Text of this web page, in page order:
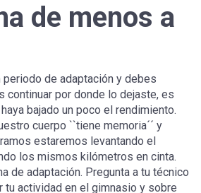
de menos a
periodo de adaptación y debes
continuar por donde lo dejaste, es
bajado un poco el rendimiento.
cuerpo ``tiene memoria´´ y
estaremos levantando el
los mismos kilómetros en cinta.
de adaptación. Pregunta a tu técnico
tu actividad en el gimnasio y sobre